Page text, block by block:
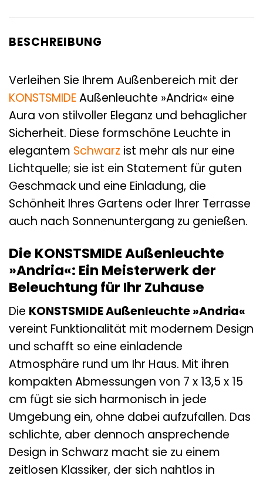
BESCHREIBUNG
Verleihen Sie Ihrem Außenbereich mit der
KONSTSMIDEAußenleuchte »Andria« eine
Aura von stilvoller Eleganz und behaglicher
Sicherheit. Diese formschöne Leuchte in
elegantem Schwarz ist mehr als nur eine
Lichtquelle; sie ist ein Statement für guten
Geschmack und eine Einladung, die
Schönheit Ihres Gartens oder Ihrer Terrasse
auch nach Sonnenuntergang zu genießen.
Die KONSTSMIDE Außenleuchte
»Andria«: Ein Meisterwerk der
Beleuchtung für Ihr Zuhause
Die KONSTSMIDE Außenleuchte »Andria«
vereint Funktionalität mit modernem Design
und schafft so eine einladende
Atmosphäre rund um Ihr Haus. Mit ihren
kompakten Abmessungen von 7 x 13,5 x 15
cm fügt sie sich harmonisch in jede
Umgebung ein, ohne dabei aufzufallen. Das
schlichte, aber dennoch ansprechende
Design in Schwarz macht sie zu einem
zeitlosen Klassiker, der sich nahtlos in